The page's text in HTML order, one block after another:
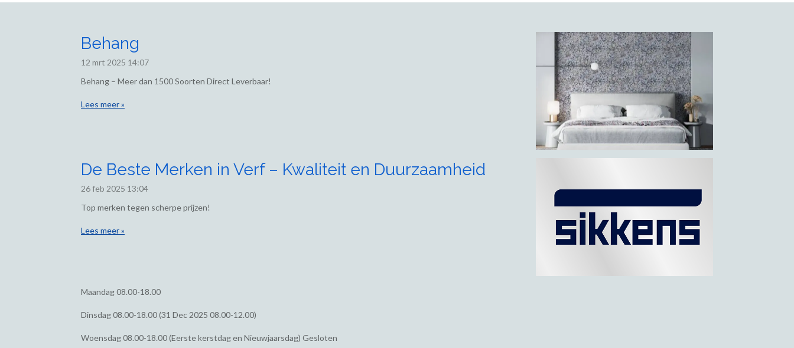
Behang
12 mrt 2025 14:07
Behang – Meer dan 1500 Soorten Direct Leverbaar!
Lees meer »
De Beste Merken in Verf – Kwaliteit en Duurzaamheid
26 feb 2025 13:04
Top merken tegen scherpe prijzen!
Lees meer »
Maandag08.00-18.00
Dinsdag08.00-18.00 (31 Dec 2025 08.00-12.00)
Woensdag08.00-18.00 (Eerste kerstdag en Nieuwjaarsdag) Gesloten